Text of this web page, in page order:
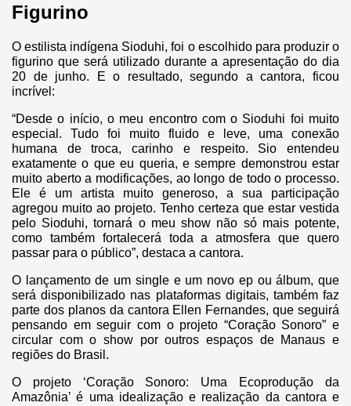
Figurino
O estilista indígena Sioduhi, foi o escolhido para produzir o
figurino que será utilizado durante a apresentação do dia
20 de junho. E o resultado, segundo a cantora, ficou
incrível:
“Desde o início, o meu encontro com o Sioduhi foi muito
especial. Tudo foi muito fluido e leve, uma conexão
humana de troca, carinho e respeito. Sio entendeu
exatamente o que eu queria, e sempre demonstrou estar
muito aberto a modificações, ao longo de todo o processo.
Ele é um artista muito generoso, a sua participação
agregou muito ao projeto. Tenho certeza que estar vestida
pelo Sioduhi, tornará o meu show não só mais potente,
como também fortalecerá toda a atmosfera que quero
passar para o público”, destaca a cantora.
O lançamento de um single e um novo ep ou álbum, que
será disponibilizado nas plataformas digitais, também faz
parte dos planos da cantora Ellen Fernandes, que seguirá
pensando em seguir com o projeto “Coração Sonoro” e
circular com o show por outros espaços de Manaus e
regiões do Brasil.
O projeto ‘Coração Sonoro: Uma Ecoprodução da
Amazônia’ é uma idealização e realização da cantora e